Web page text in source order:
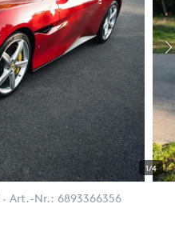
1/4
Art.-Nr.: 6893366356